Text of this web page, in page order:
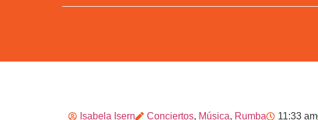
Isabela Isern Conciertos, Música, Rumba 11:33 am